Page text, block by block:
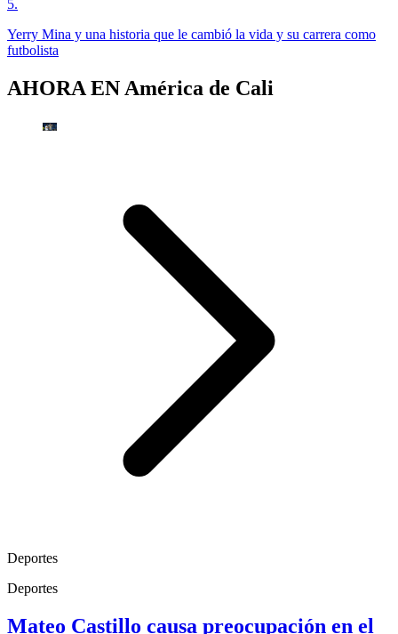
5.
Yerry Mina y una historia que le cambió la vida y su carrera como
futbolista
AHORA EN América de Cali
Deportes
Deportes
Mateo Castillo causa preocupación en el